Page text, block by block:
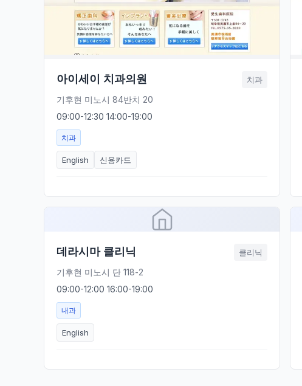
아이세이 치과의원 치과
기후현 미노시 84반치 20
09:00-12:30 14:00-19:00
치과
English 신용카드
데라시마 클리닉 클리닉
기후현 미노시 단 118-2
09:00-12:00 16:00-19:00
내과
English